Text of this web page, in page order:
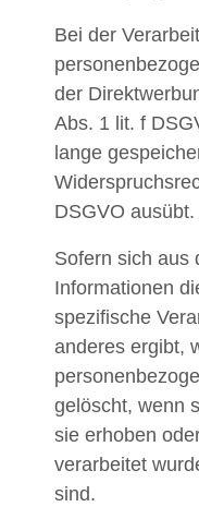
Bei der
der
Abs. 1 lit. f
lange
DSGVO ausübt.
Sofern sich aus
Informationen
spezifische
anderes ergibt,
gelöscht, wenn
sie erhoben
verarbeitet
sind.